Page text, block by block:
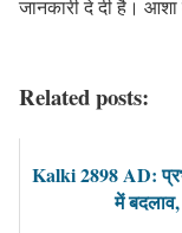
जानकारी दे दी है।
Related posts:
Kalki 2898 AD:
में